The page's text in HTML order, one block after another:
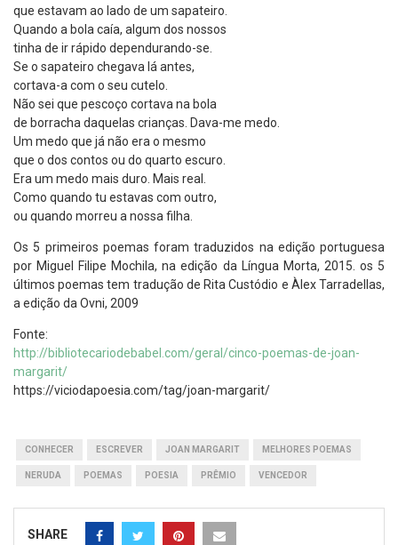
que estavam ao lado de um sapateiro.
Quando a bola caía, algum dos nossos
tinha de ir rápido dependurando-se.
Se o sapateiro chegava lá antes,
cortava-a com o seu cutelo.
Não sei que pescoço cortava na bola
de borracha daquelas crianças. Dava-me medo.
Um medo que já não era o mesmo
que o dos contos ou do quarto escuro.
Era um medo mais duro. Mais real.
Como quando tu estavas com outro,
ou quando morreu a nossa filha.
Os 5 primeiros poemas foram traduzidos na edição portuguesa
por Miguel Filipe Mochila, na edição da Língua Morta, 2015. os 5
últimos poemas tem tradução de Rita Custódio e Àlex Tarradellas,
a edição da Ovni, 2009
Fonte:
http://bibliotecariodebabel.com/geral/cinco-poemas-de-joan-
margarit/
https://viciodapoesia.com/tag/joan-margarit/
CONHECER ESCREVER JOAN MARGARIT MELHORES POEMAS
NERUDA POEMAS POESIA PRÊMIO VENCEDOR
SHARE